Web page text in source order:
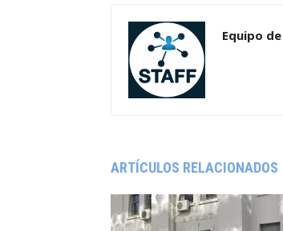
Equipo
ARTÍCULOS RELACIONADOS